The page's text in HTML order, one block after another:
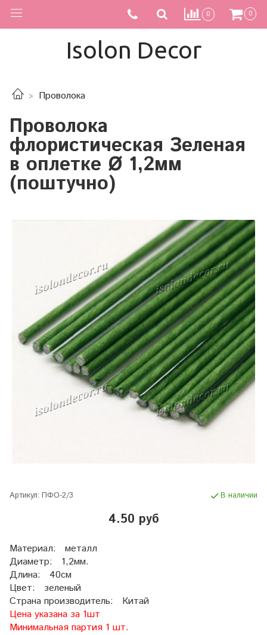
0 0
Isolon Decor
Проволока
Проволока
флористическая Зеленая
в оплетке Ø 1,2мм
(поштучно)
Артикул: ПФО-2/3 В наличии
4.50 руб
Материал: металл
Диаметр: 1,2мм.
Длина: 40см
Цвет: зеленый
Страна производитель: Китай
Цена указана за 1шт
Минимальная партия 1 шт.